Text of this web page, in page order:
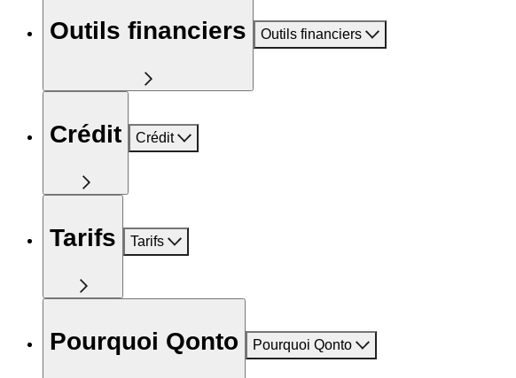
Outils financiers Outils financiers
Crédit Crédit
Tarifs Tarifs
Pourquoi Qonto Pourquoi Qonto